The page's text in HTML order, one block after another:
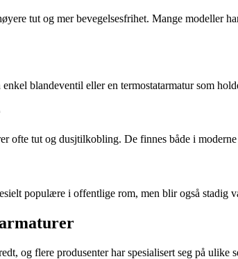
tut og mer bevegelsesfrihet. Mange modeller
blandeventil eller en termostatarmatur som
ofte tut og dusjtilkobling. De finnes både i
populære i offentlige rom, men blir også
og flere produsenter har spesialisert seg på